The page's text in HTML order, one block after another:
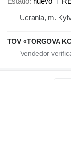
Ucrania, m.
TOV «TORGOVA